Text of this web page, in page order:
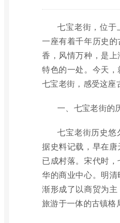
七宝老街，位于
一座有着千年历史
香，风情万种，是
特色的一处。今天
七宝老街，感受这座
一、七宝老街的
七宝老街历史悠
据史料记载，早在
已成村落。宋代时
华的商业中心。明
渐形成了以商贸为主
旅游于一体的古镇格